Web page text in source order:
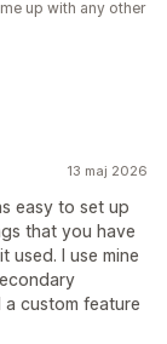
up with any other
13 maj 2026
easy to set up
that you have
I use mine
custom feature